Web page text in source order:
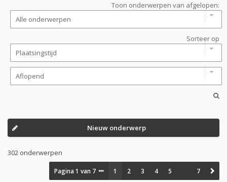
Toon onderwerpen van afgelopen:
Sorteer op
Nieuw onderwerp
302 onderwerpen
Pagina1 van 7 1 2 3 4 5 7